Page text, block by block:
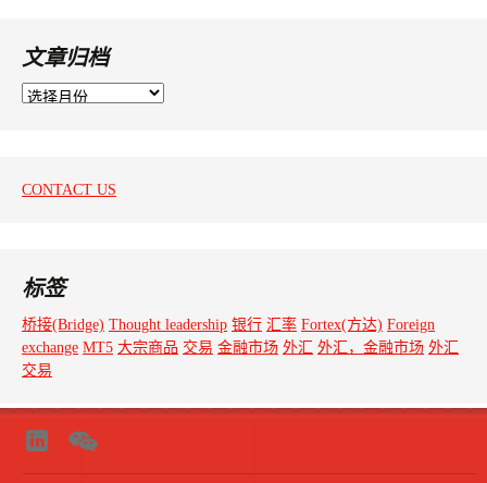
文章归档
文
CONTACT US
标签
桥接(Bridge) Thought leadership 银行 汇率 Fortex(方达) Foreign
exchange MT5 大宗商品 交易 金融市场 外汇 外汇，金融市场 外汇
交易